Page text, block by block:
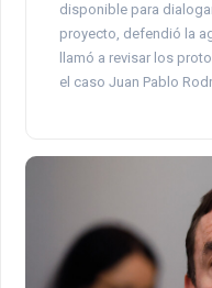
disponible para
proyecto, defendió la
llamó a revisar los
el caso Juan Pablo